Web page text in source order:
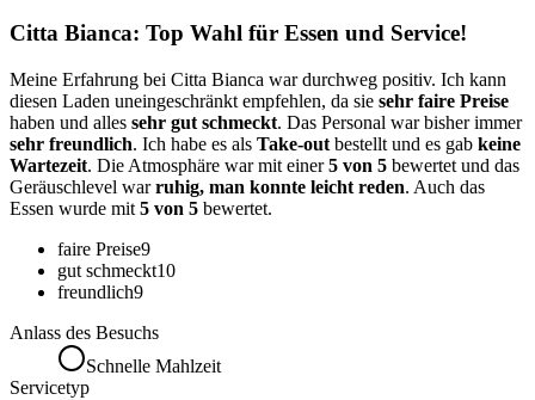
Citta Bianca: Top Wahl für Essen und Service!
Meine Erfahrung bei Citta Bianca war durchweg positiv. Ich kann
diesen Laden uneingeschränkt empfehlen, da sie sehr faire Preise
haben und alles sehr gut schmeckt. Das Personal war bisher immer
sehr freundlich. Ich habe es als Take-out bestellt und es gab keine
Wartezeit. Die Atmosphäre war mit einer5 von 5 bewertet und das
Geräuschlevel warruhig, man konnte leicht reden. Auch das
Essen wurde mit 5 von 5 bewertet.
faire Preise9
gut schmeckt10
freundlich9
Anlass des Besuchs
Schnelle Mahlzeit
Servicetyp